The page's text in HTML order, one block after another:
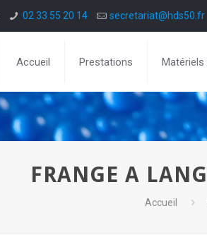
02 33 55 20 14 secretariat@hds50.fr
Accueil Prestations Matériels
FRANGE A
Accueil